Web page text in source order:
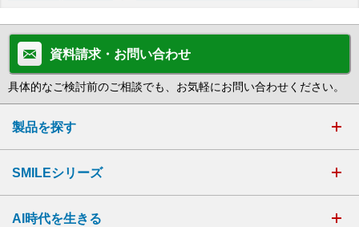
資料請求・お問い合わせ
具体的なご検討前のご相談でも、お気軽にお問い合わせください。
製品を探す
SMILEシリーズ
AI時代を生きる